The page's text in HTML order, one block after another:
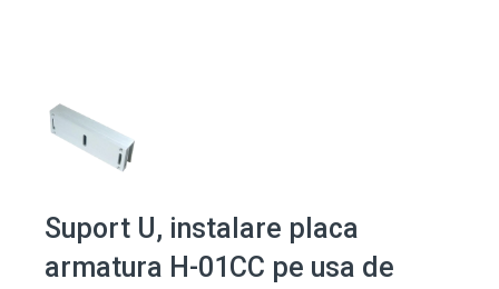
Suport U, instalare placa
armatura H-01CC pe usa de